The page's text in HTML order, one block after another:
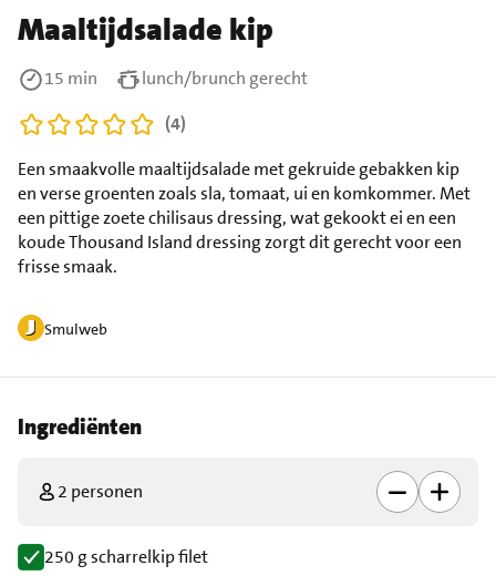
Maaltijdsalade kip
Smulweb
Een smaakvolle maaltijdsalade met gekruide gebakken kip
en verse groenten zoals sla, tomaat, ui en komkommer. Met
een pittige zoete chilisaus dressing, wat gekookt ei en een
koude Thousand Island dressing zorgt dit gerecht voor een
frisse smaak.
15 min
lunch/brunch gerecht
(4)
Ingrediënten
2 personen
250 g scharrelkip filet